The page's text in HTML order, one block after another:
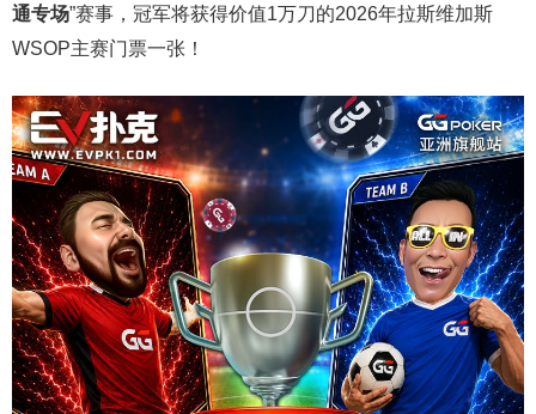
通专场”赛事，冠军将获得价值1万刀的2026年拉斯维加斯
WSOP主赛门票一张！